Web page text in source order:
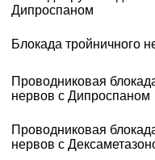
Дипроспаном
Блокада тройничного
Проводниковая
нервов с Дипроспаном
Проводниковая
нервов с